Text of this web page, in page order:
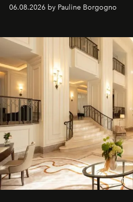
06.08.2026 by Pauline Borgogno